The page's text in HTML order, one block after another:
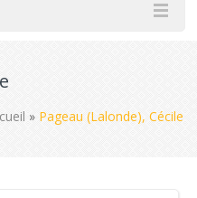
» Pageau (Lalonde), Cécile